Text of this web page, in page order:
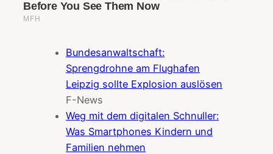
Bundesanwaltschaft:
Sprengdrohne am Flughafen
Leipzig sollte Explosion auslösen
F-News
Weg mit dem digitalen Schnuller:
Was Smartphones Kindern und
Familien nehmen